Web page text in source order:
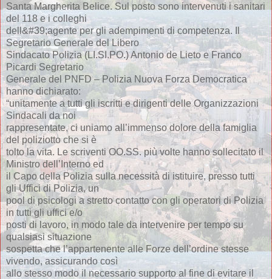
Santa Margherita Belice. Sul posto sono intervenuti i sanitari
del 118 e i colleghi
dell&#39;agente per gli adempimenti di competenza. Il
Segretario Generale del Libero
Sindacato Polizia (LI.SI.PO.) Antonio de Lieto e Franco
Picardi Segretario
Generale del PNFD – Polizia Nuova Forza Democratica
hanno dichiarato:
“unitamente a tutti gli iscritti e dirigenti delle Organizzazioni
Sindacali da noi
rappresentate, ci uniamo all’immenso dolore della famiglia
del poliziotto che si è
tolto la vita. Le scriventi OO.SS. più volte hanno sollecitato il
Ministro dell’Interno ed
il Capo della Polizia sulla necessità di istituire, presso tutti
gli Uffici di Polizia, un
pool di psicologi a stretto contatto con gli operatori di Polizia
in tutti gli uffici e/o
posti di lavoro, in modo tale da intervenire per tempo su
qualsiasi situazione
sospetta che l’appartenente alle Forze dell’ordine stesse
vivendo, assicurando così
allo stesso modo il necessario supporto al fine di evitare il